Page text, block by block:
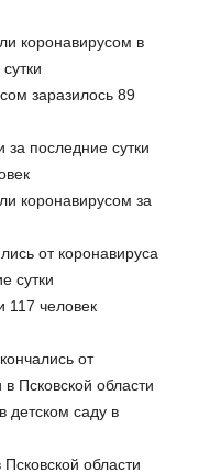
коронавирусом в
заразилось 89
за последние сутки
коронавирусом за
от коронавируса
сутки
117 человек
от
Псковской области
детском саду в
области